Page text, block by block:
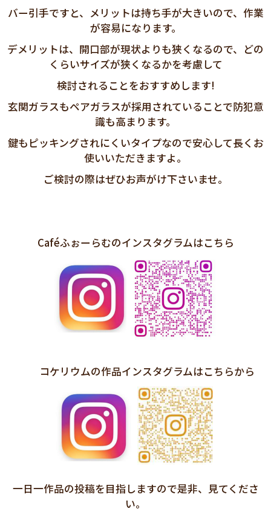
バー引手ですと、メリットは持ち手が大きいので、作業
が容易になります。
デメリットは、開口部が現状よりも狭くなるので、どの
くらいサイズが狭くなるかを考慮して
検討されることをおすすめします!
玄関ガラスもペアガラスが採用されていることで防犯意
識も高まります。
鍵もピッキングされにくいタイプなので安心して長くお
使いいただきますよ。
ご検討の際はぜひお声がけ下さいませ。
Caféふぉーらむのインスタグラムはこちら
コケリウムの作品インスタグラムはこちらから
一日一作品の投稿を目指しますので是非、見てくださ
い。